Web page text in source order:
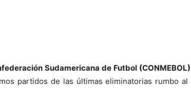
Sudamericana de Futbol (CONMEBOL)
partidos de las últimas eliminatorias rumbo al